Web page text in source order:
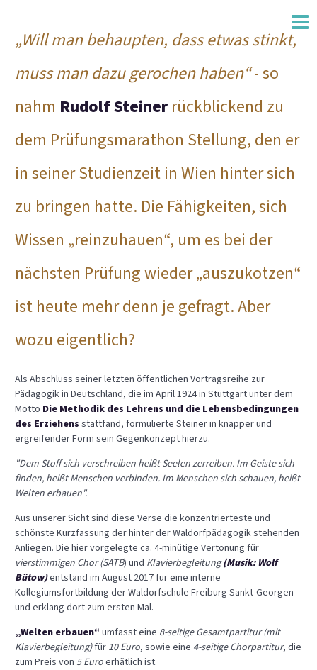
„Will man behaupten, dass etwas stinkt,
muss man dazu gerochen haben“- so
nahm Rudolf Steinerrückblickend zu
dem Prüfungsmarathon Stellung, den er
in seiner Studienzeit in Wien hinter sich
zu bringen hatte. Die Fähigkeiten, sich
Wissen „reinzuhauen“, um es bei der
nächsten Prüfung wieder „auszukotzen“
ist heute mehr denn je gefragt. Aber
wozu eigentlich?
Als Abschluss seiner letzten öffentlichen Vortragsreihe zur
Pädagogik in Deutschland, die im April 1924 in Stuttgart unter dem
Motto Die Methodik des Lehrens und die Lebensbedingungen
des Erziehens stattfand, formulierte Steiner in knapper und
ergreifender Form sein Gegenkonzept hierzu.
"Dem Stoff sich verschreiben heißt Seelen zerreiben. Im Geiste sich
finden, heißt Menschen verbinden. Im Menschen sich schauen, heißt
Welten erbauen".
Aus unserer Sicht sind diese Verse die konzentrierteste und
schönste Kurzfassung der hinter der Waldorfpädagogik stehenden
Anliegen. Die hier vorgelegte ca. 4-minütige Vertonung für
vierstimmigen Chor (SATB) und Klavierbegleitung (Musik: Wolf
Bütow)entstand im August 2017 für eine interne
Kollegiumsfortbildung der Waldorfschule Freiburg Sankt-Georgen
und erklang dort zum ersten Mal.
„Welten erbauen“ umfasst eine 8-seitige Gesamtpartitur (mit
Klavierbegleitung)für 10 Euro, sowie eine 4-seitige Chorpartitur, die
zum Preis von 5 Euroerhätlich ist.